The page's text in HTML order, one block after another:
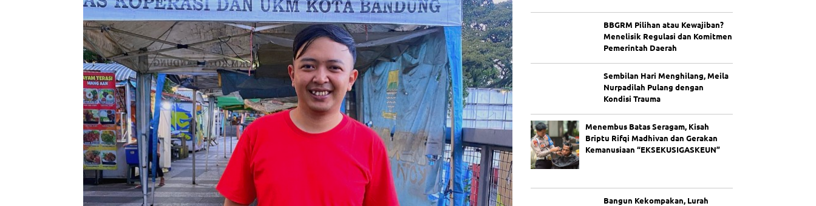
BBGRM Pilihan atau Kewajiban?
Menelisik Regulasi dan Komitmen
Pemerintah Daerah
Sembilan Hari Menghilang, Meila
Nurpadilah Pulang dengan
Kondisi Trauma
Menembus Batas Seragam, Kisah
Briptu Rifqi Madhivan dan Gerakan
Kemanusiaan “EKSEKUSIGASKEUN”
Bangun Kekompakan, Lurah